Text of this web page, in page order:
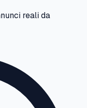
reali da